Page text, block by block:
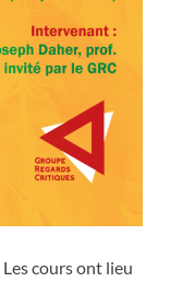
cours ont lieu